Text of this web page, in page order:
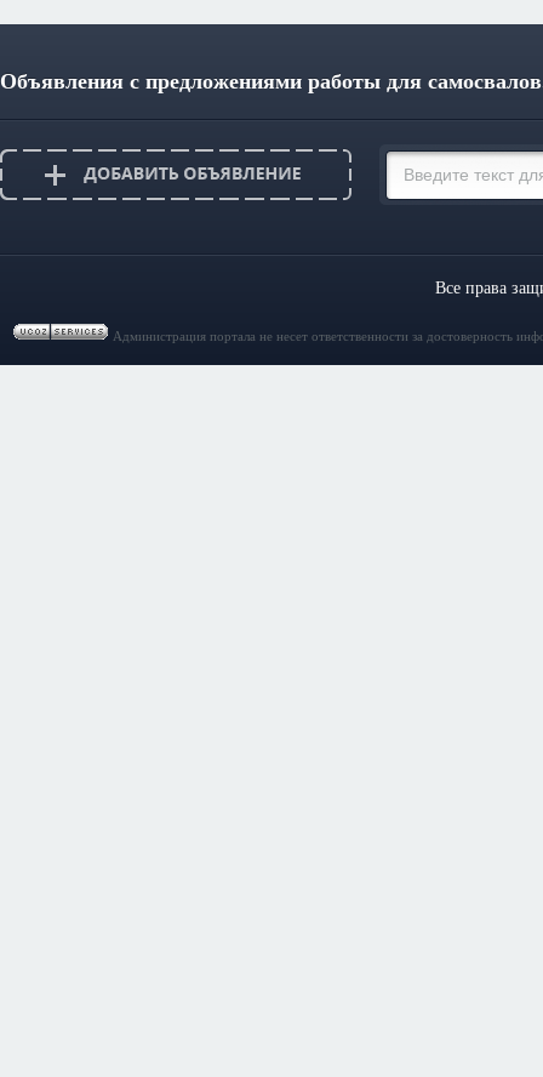
Объявления с предложениями работы для
Все права
Администрация портала не несет ответственности за достоверность